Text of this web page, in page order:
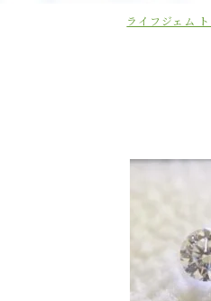
ライフジェム